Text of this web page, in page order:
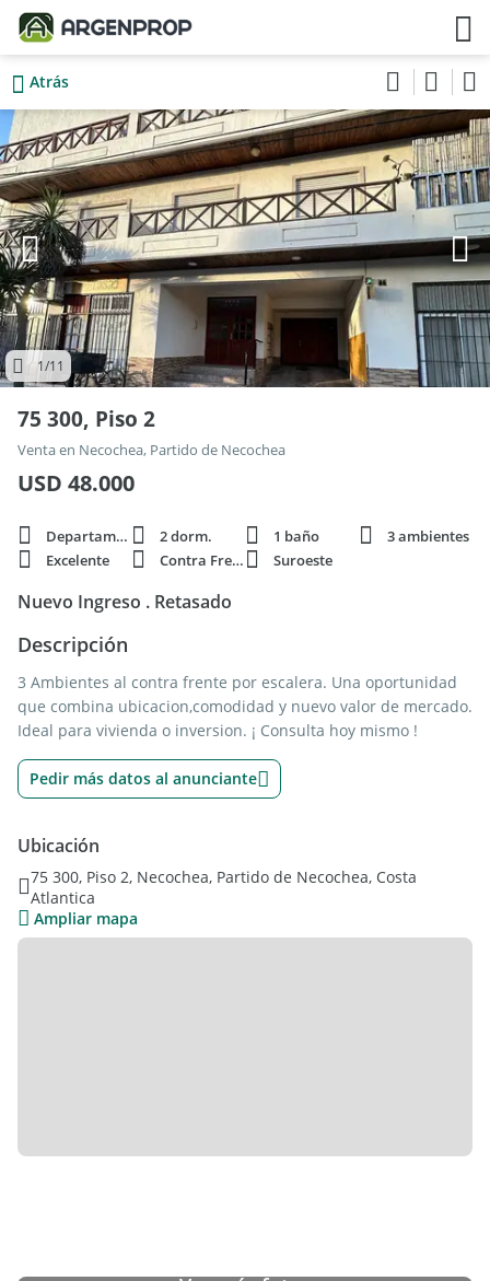
Atrás
1/11
75 300, Piso 2
Venta en Necochea, Partido de Necochea
USD 48.000
Departamento 2 dorm. 1 baño
3 ambientes
Excelente
Contra Frente Suroeste
Nuevo Ingreso . Retasado
Descripción
3 Ambientes al contra frente por escalera. Una oportunidad
que combina ubicacion,comodidad y nuevo valor de mercado.
Ideal para vivienda o inversion. ¡ Consulta hoy mismo !
Pedir más datos al anunciante
Ubicación
75 300, Piso 2, Necochea, Partido de Necochea, Costa
Atlantica
Ampliar mapa